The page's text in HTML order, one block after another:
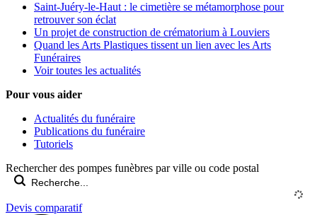
Saint-Juéry-le-Haut : le cimetière se métamorphose pour
retrouver son éclat
Un projet de construction de crématorium à Louviers
Quand les Arts Plastiques tissent un lien avec les Arts
Funéraires
Voir toutes les actualités
Pour vous aider
Actualités du funéraire
Publications du funéraire
Tutoriels
Rechercher des pompes funèbres par ville ou code postal
Devis comparatif